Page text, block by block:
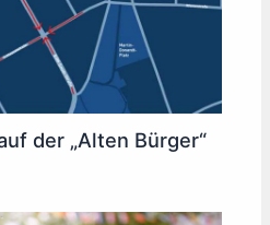
der „Alten Bürger“